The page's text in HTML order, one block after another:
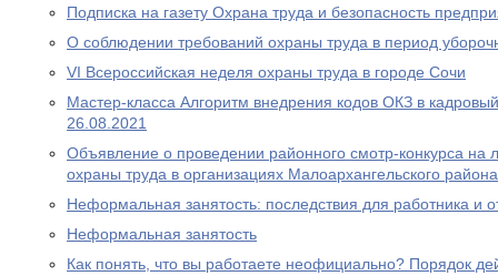
Подписка на газету Охрана труда и безопасность
О соблюдении требований охраны труда в период
VI Всероссийская неделя охраны труда в городе Сочи
Мастер-класса Алгоритм внедрения кодов ОКЗ в
26.08.2021
Объявление о проведении районного смотр-конкурса на
охраны труда в организациях Малоархангельского
Неформальная занятость: последствия для работника и
Неформальная занятость
Как понять, что вы работаете неофициально? Порядок